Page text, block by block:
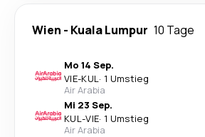
Wien - Kuala Lumpur 10 Tage
Mo 14 Sep.
VIE-KUL· 1 Umstieg
Air Arabia
Mi 23 Sep.
KUL-VIE· 1 Umstieg
Air Arabia